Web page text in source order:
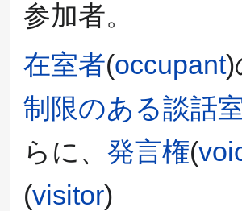
参加者。
在室者(occupant)
制限のある談話
らに、 発言権(
(visitor)